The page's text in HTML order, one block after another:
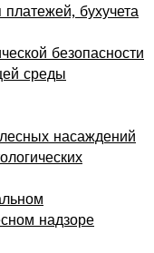
бухучета
безопасности
среды
насаждений
надзоре